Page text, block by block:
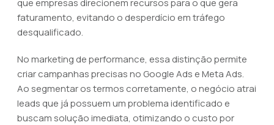
que empresas direcionem recursos para o que gera
faturamento, evitando o desperdício em tráfego
desqualificado.
No marketing de performance, essa distinção permite
criar campanhas precisas no Google Ads e Meta Ads.
Ao segmentar os termos corretamente, o negócio atrai
leads que já possuem um problema identificado e
buscam solução imediata, otimizando o custo por